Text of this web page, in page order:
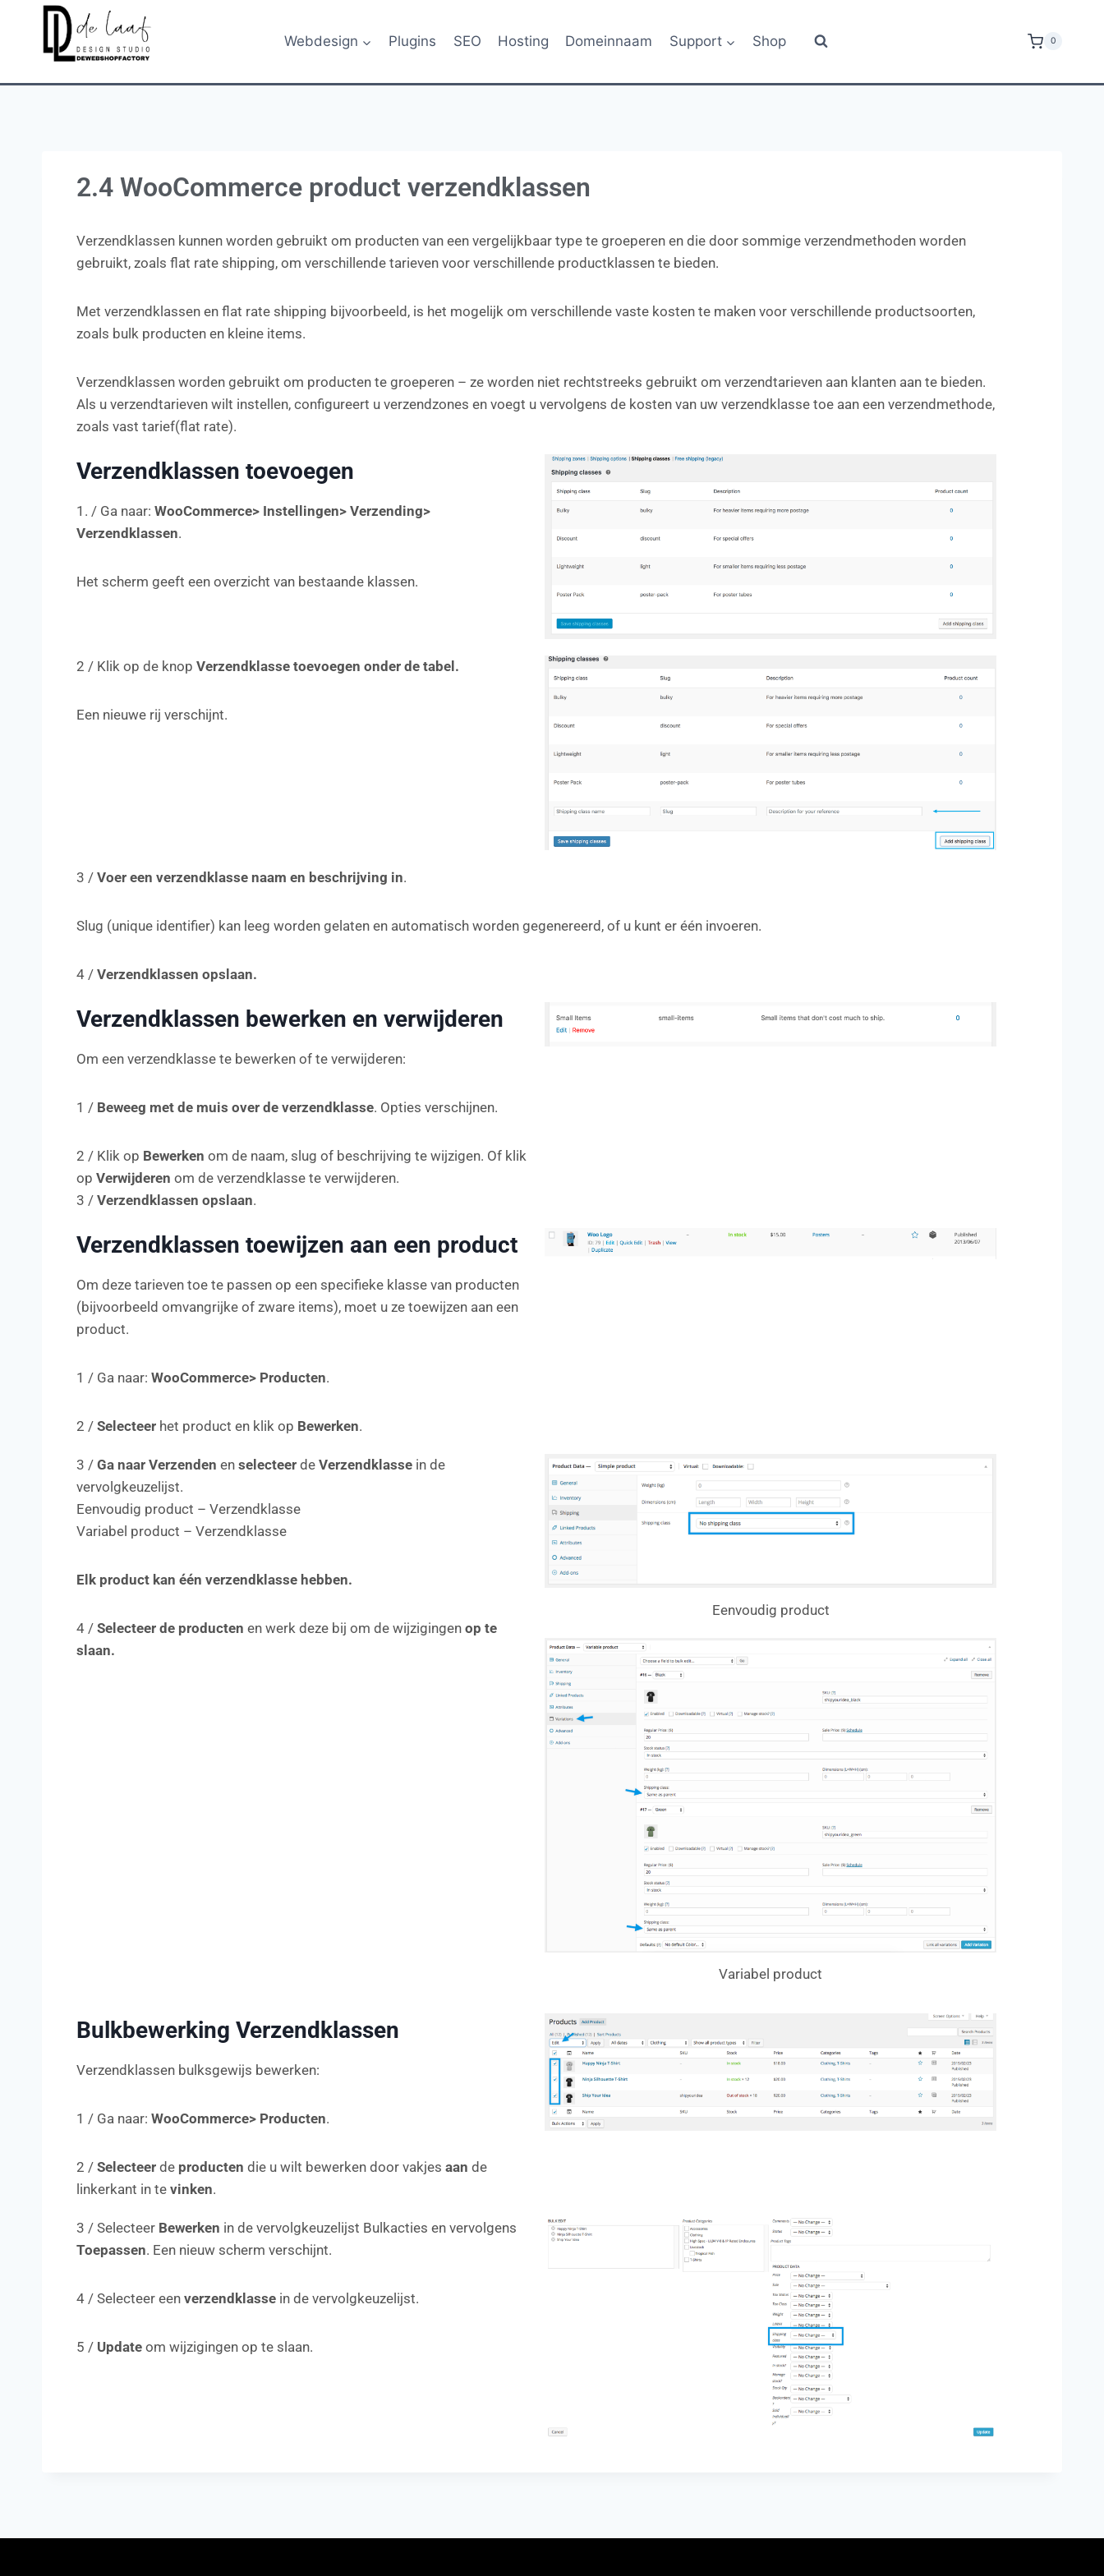
Webdesign Plugins SEO Hosting Domeinnaam Support Shop 0
2.4 WooCommerce product verzendklassen
Verzendklassen kunnen worden gebruikt om producten van een vergelijkbaar type te groeperen en die door sommige verzendmethoden worden
gebruikt, zoals flat rate shipping, om verschillende tarieven voor verschillende productklassen te bieden.
Met verzendklassen en flat rate shipping bijvoorbeeld, is het mogelijk om verschillende vaste kosten te maken voor verschillende productsoorten,
zoals bulk producten en kleine items.
Verzendklassen worden gebruikt om producten te groeperen – ze worden niet rechtstreeks gebruikt om verzendtarieven aan klanten aan te bieden.
Als u verzendtarieven wilt instellen, configureert u verzendzones en voegt u vervolgens de kosten van uw verzendklasse toe aan een verzendmethode,
zoals vast tarief(flat rate).
Verzendklassen toevoegen
1. / Ga naar: WooCommerce> Instellingen> Verzending>
Verzendklassen.
Het scherm geeft een overzicht van bestaande klassen.
2 / Klik op de knop Verzendklasse toevoegen onder de tabel.
Een nieuwe rij verschijnt.
3 / Voer een verzendklasse naam en beschrijving in.
Slug (unique identifier) kan leeg worden gelaten en automatisch worden gegenereerd, of u kunt er één invoeren.
4 / Verzendklassen opslaan.
Verzendklassen bewerken en verwijderen
Om een verzendklasse te bewerken of te verwijderen:
1 / Beweeg met de muis over de verzendklasse. Opties verschijnen.
2 / Klik op Bewerken om de naam, slug of beschrijving te wijzigen. Of klik
op Verwijderen om de verzendklasse te verwijderen.
3 / Verzendklassen opslaan.
Verzendklassen toewijzen aan een product
Om deze tarieven toe te passen op een specifieke klasse van producten
(bijvoorbeeld omvangrijke of zware items), moet u ze toewijzen aan een
product.
1 / Ga naar: WooCommerce> Producten.
2 / Selecteer het product en klik op Bewerken.
3 / Ga naar Verzenden en selecteer de Verzendklasse in de
vervolgkeuzelijst.
Eenvoudig product – Verzendklasse
Variabel product – Verzendklasse
Elk product kan één verzendklasse hebben.
4 / Selecteer de producten en werk deze bij om de wijzigingen op te
slaan.
Eenvoudig product
Variabel product
Bulkbewerking Verzendklassen
Verzendklassen bulksgewijs bewerken:
1 / Ga naar: WooCommerce> Producten.
2 / Selecteer de producten die u wilt bewerken door vakjes aan de
linkerkant in te vinken.
3 / Selecteer Bewerken in de vervolgkeuzelijst Bulkacties en vervolgens
Toepassen. Een nieuw scherm verschijnt.
4 / Selecteer een verzendklasse in de vervolgkeuzelijst.
5 / Update om wijzigingen op te slaan.